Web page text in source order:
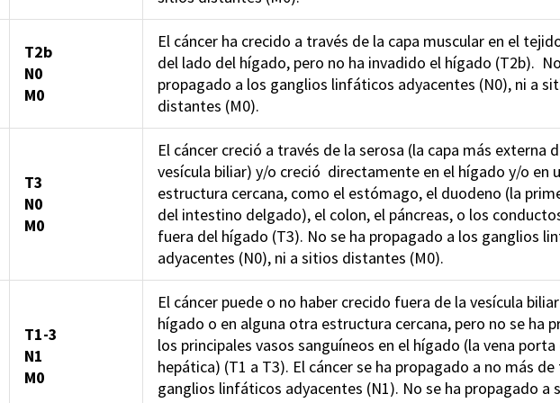
T2b
N0
M0
El cáncer ha crecido a través de la capa muscular en el
del lado del hígado, pero no ha invadido el hígado (T2b).
propagado a los ganglios linfáticos adyacentes (N0), ni a
distantes (M0).
T3
N0
M0
El cáncer creció a través de la serosa (la capa más externa
vesícula biliar) y/o creció directamente en el hígado y/o en
estructura cercana, como el estómago, el duodeno (la
del intestino delgado), el colon, el páncreas, o los
fuera del hígado (T3). No se ha propagado a los ganglios
adyacentes (N0), ni a sitios distantes (M0).
T1-3
N1
M0
El cáncer puede o no haber crecido fuera de la vesícula
hígado o en alguna otra estructura cercana, pero no se ha
los principales vasos sanguíneos en el hígado (la vena
hepática) (T1 a T3). El cáncer se ha propagado a no más de
ganglios linfáticos adyacentes (N1). No se ha propagado a